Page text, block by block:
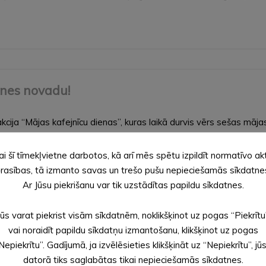
novadu!
“Mājas kafejnīcu dienas”, kuras laikā durvis vērs sešas
receptes, malēniešu tradīcijas un pasaules virtuves
sīvā cīņā uzvarējis projekts Alūksnē
šogad sabiedrība atbalstījusi no Alūksnes teritorijas
šī tīmekļvietne darbotos, kā arī mēs spētu izpildīt normatīvo
tā izmanto savas un trešo pušu nepieciešamās
Ar Jūsu piekrišanu var tik uzstādītas papildu sīkdatnes.
varat piekrist visām sīkdatnēm, noklikšķinot uz pogas
vai noraidīt papildu sīkdatņu izmantošanu, klikšķinot uz pogas
Gadījumā, ja izvēlēsieties klikšķināt uz “Nepiekrītu”,
datorā tiks saglabātas tikai nepieciešamās sīkdatnes.